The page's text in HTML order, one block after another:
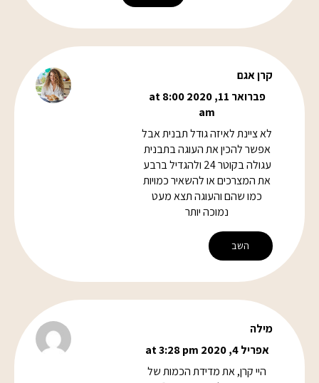
קרן אגם
פברואר 11, 2020 at 8:00
am
לא ציינת לאיזה גודל תבנית אבל
אפשר להכין את העוגה בתבנית
עגולה בקוטר 24 ולהגדיל ברבע
את המצרכים או להשאיר כמויות
כמו שהם והעוגה תצא מעט
נמוכה יותר
השב
מילה
אפריל 4, 2020 at 3:28 pm
היי קרן, את מדידת הכמות של